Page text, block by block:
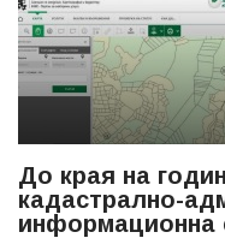
До края на
кадастрално-
информационна